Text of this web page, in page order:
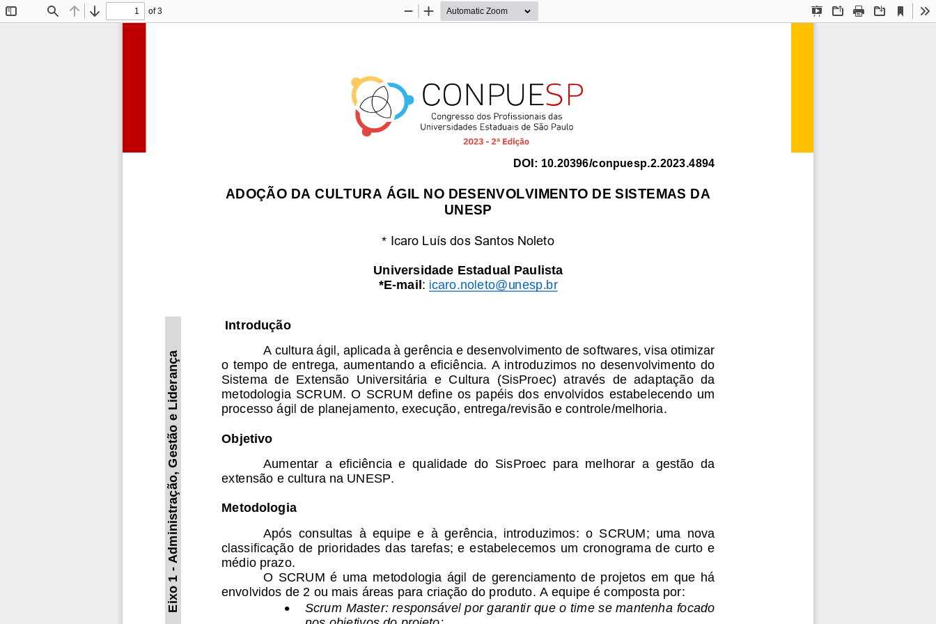
Find Previous
Next
of 3
Presentation
OpenPrint Download
Current
View
Zoom
Zoom
DOI: 10.20396/conpuesp.2.2023.4894
ADOÇÃO DA CULTURA ÁGIL NO DESENVOLVIMENTO DE SISTEMAS DA
UNESP
* Icaro Luís dos Santos Noleto
Universidade Estadual Paulista
*E-mail: icaro.noleto@unesp.br
Introdução
A cultura ágil, aplicada à gerência e desenvolvimento de softwares, visa otimizar
o tempo de entrega, aumentando a eficiência. A introduzimos no desenvolvimento do
Sistema  de  Extensão Universitária  e  Cultura  (SisProec)  através  de  adaptação  da
metodologia SCRUM.  O  SCRUM  define  os  papéis  dos  envolvidos  estabelecendo  um
processo ágil de planejamento, execução, entrega/revisão e controle/melhoria.
Objetivo
Aumentar  a  eficiência  e  qualidade  do  SisProec  para  melhorar  a  gestão  da
extensão e cultura na UNESP.
Metodologia
Após  consultas  à  equipe  e  à  gerência,  introduzimos:  o  SCRUM;  uma  nova
classificação  de  prioridades  das  tarefas;  e  estabelecemos  um  cronograma  de  curto  e
médio prazo.
O  SCRUM  é  uma  metodologia  ágil  de  gerenciamento  de  projetos  em  que  há
envolvidos de 2 ou mais áreas para criação do produto. A equipe é composta por:
•
Scrum Master: responsável por garantir que o time se mantenha focado
nos objetivos do projeto;
Eixo 1
Administração, Gestão e Liderança